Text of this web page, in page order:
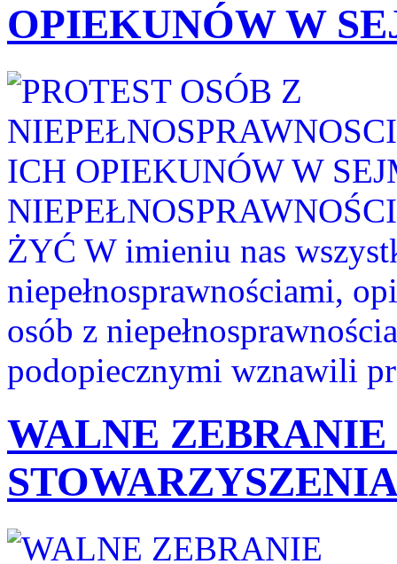
OPIEKUNÓW W
ŻYĆ W imieniu nas
niepełnosprawnościami,
osób z
podopiecznymi wznawili
WALNE